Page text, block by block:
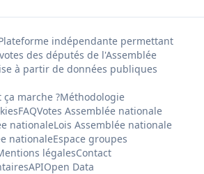
indépendante permettant
des députés de l'Assemblée
à partir de données publiques
ça marche ?Méthodologie
FAQVotes Assemblée nationale
nationaleLois Assemblée nationale
nationaleEspace groupes
légalesContact
APIOpen Data